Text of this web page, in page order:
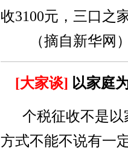
收3100元，三口之
（摘自新华网）
[大家谈] 以家庭
个税征收不是以
方式不能不说有一